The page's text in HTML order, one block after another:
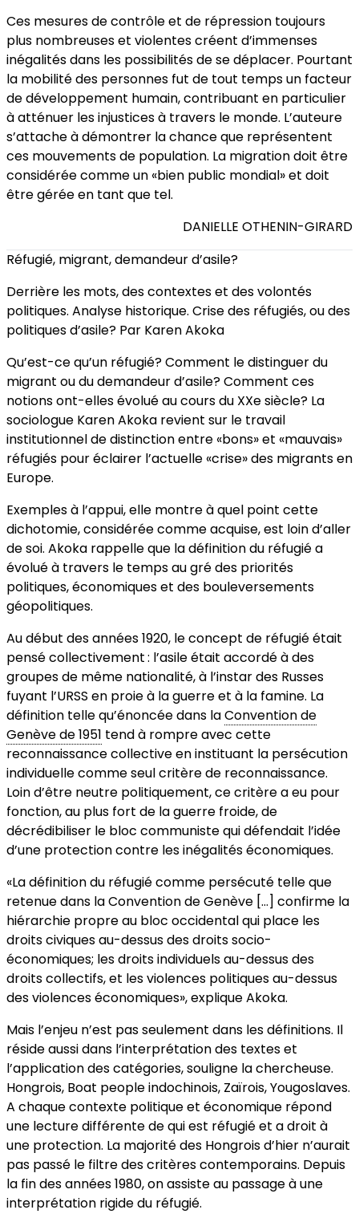
Ces mesures de contrôle et de répression toujours
plus nombreuses et violentes créent d’immenses
inégalités dans les possibilités de se déplacer. Pourtant
la mobilité des personnes fut de tout temps un facteur
de développement humain, contribuant en particulier
à atténuer les injustices à travers le monde. L’auteure
s’attache à démontrer la chance que représentent
ces mouvements de population. La migration doit être
considérée comme un «bien public mondial» et doit
être gérée en tant que tel.
DANIELLE OTHENIN-GIRARD
Réfugié, migrant, demandeur d’asile?
Derrière les mots, des contextes et des volontés
politiques. Analyse historique. Crise des réfugiés, ou des
politiques d’asile? Par Karen Akoka
Qu’est-ce qu’un réfugié? Comment le distinguer du
migrant ou du demandeur d’asile? Comment ces
notions ont-elles évolué au cours du XXe siècle? La
sociologue Karen Akoka revient sur le travail
institutionnel de distinction entre «bons» et «mauvais»
réfugiés pour éclairer l’actuelle «crise» des migrants en
Europe.
Exemples à l’appui, elle montre à quel point cette
dichotomie, considérée comme acquise, est loin d’aller
de soi. Akoka rappelle que la définition du réfugié a
évolué à travers le temps au gré des priorités
politiques, économiques et des bouleversements
géopolitiques.
Au début des années 1920, le concept de réfugié était
pensé collectivement : l’asile était accordé à des
groupes de même nationalité, à l’instar des Russes
fuyant l’URSS en proie à la guerre et à la famine. La
définition telle qu’énoncée dans laConvention de
Genève de 1951 tend à rompre avec cette
reconnaissance collective en instituant la persécution
individuelle comme seul critère de reconnaissance.
Loin d’être neutre politiquement, ce critère a eu pour
fonction, au plus fort de la guerre froide, de
décrédibiliser le bloc communiste qui défendait l’idée
d’une protection contre les inégalités économiques.
«La définition du réfugié comme persécuté telle que
retenue dans la Convention de Genève […] confirme la
hiérarchie propre au bloc occidental qui place les
droits civiques au-dessus des droits socio-
économiques; les droits individuels au-dessus des
droits collectifs, et les violences politiques au-dessus
des violences économiques», explique Akoka.
Mais l’enjeu n’est pas seulement dans les définitions. Il
réside aussi dans l’interprétation des textes et
l’application des catégories, souligne la chercheuse.
Hongrois, Boat people indochinois, Zaïrois, Yougoslaves.
A chaque contexte politique et économique répond
une lecture différente de qui est réfugié et a droit à
une protection. La majorité des Hongrois d’hier n’aurait
pas passé le filtre des critères contemporains. Depuis
la fin des années 1980, on assiste au passage à une
interprétation rigide du réfugié.